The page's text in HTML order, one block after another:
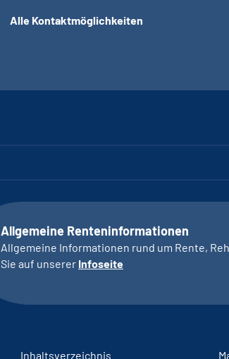
Alle Kontaktmöglichkeiten
Allgemeine Renteninformationen
Allgemeine Informationen rund um Rente,
Sie auf unserer Infoseite
Inhaltsverzeichnis